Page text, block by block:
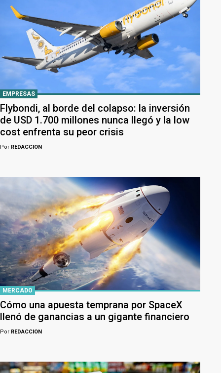
EMPRESAS
Flybondi, al borde del colapso: la inversión
de USD 1.700 millones nunca llegó y la low
cost enfrenta su peor crisis
Por REDACCION
MERCADO
Cómo una apuesta temprana por SpaceX
llenó de ganancias a un gigante financiero
Por REDACCION